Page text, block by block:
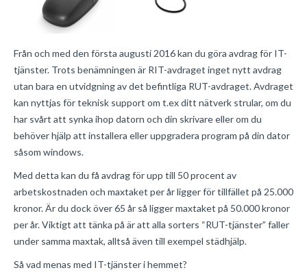
Från och med den första augusti 2016 kan du göra avdrag för IT-
tjänster. Trots benämningen är RIT-avdraget inget nytt avdrag
utan bara en utvidgning av det befintliga RUT-avdraget. Avdraget
kan nyttjas för teknisk support om t.ex ditt nätverk strular, om du
har svårt att synka ihop datorn och din skrivare eller om du
behöver hjälp att installera eller uppgradera program på din dator
såsom windows.
Med detta kan du få avdrag för upp till 50 procent av
arbetskostnaden och maxtaket per år ligger för tillfället på 25.000
kronor. Är du dock över 65 år så ligger maxtaket på 50.000 kronor
per år. Viktigt att tänka på är att alla sorters “RUT-tjänster” faller
under samma maxtak, alltså även till exempel städhjälp.
Så vad menas med IT-tjänster i hemmet?